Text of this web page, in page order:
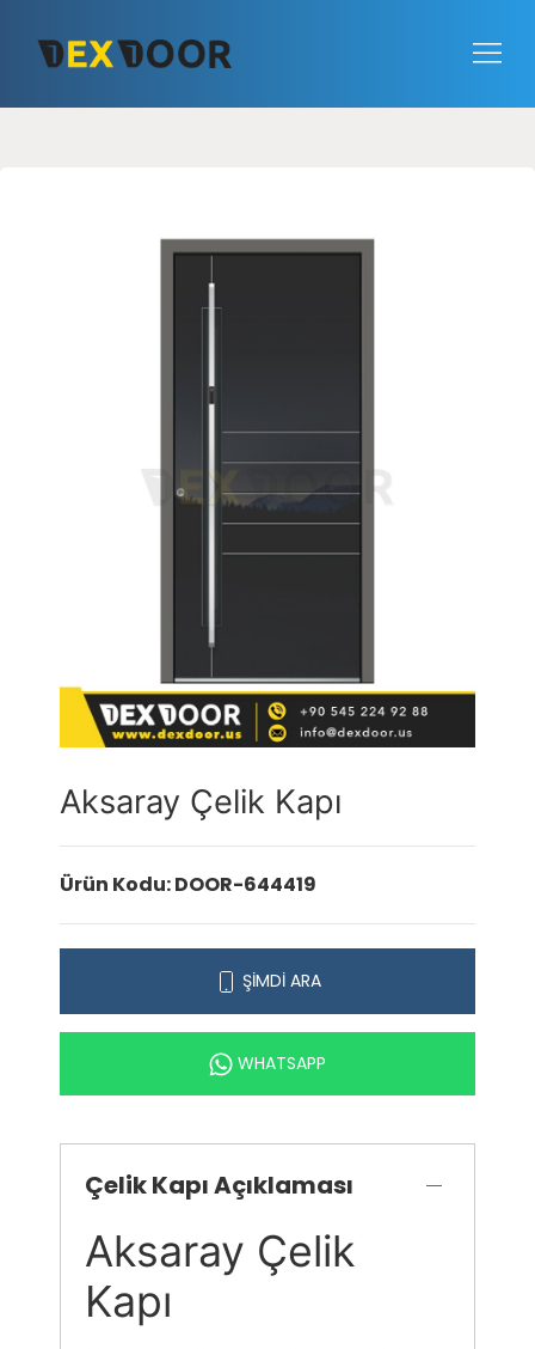
Aksaray Çelik Kapı
Ürün Kodu: DOOR-644419
ŞİMDİ ARA
WHATSAPP
Çelik Kapı Açıklaması
Aksaray Çelik
Kapı